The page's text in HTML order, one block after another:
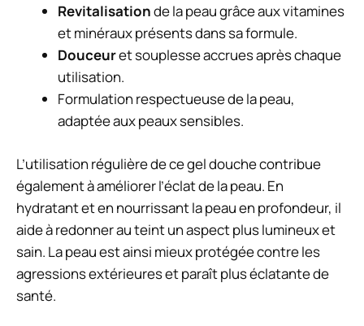
Revitalisationde la peau grâce aux vitamines
et minéraux présents dans sa formule.
Douceuret souplesse accrues après chaque
utilisation.
Formulation respectueuse de la peau,
adaptée aux peaux sensibles.
L’utilisation régulière de ce gel douche contribue
également à améliorer l’éclat de la peau. En
hydratant et en nourrissant la peau en profondeur, il
aide à redonner au teint un aspect plus lumineux et
sain. La peau est ainsi mieux protégée contre les
agressions extérieures et paraît plus éclatante de
santé.